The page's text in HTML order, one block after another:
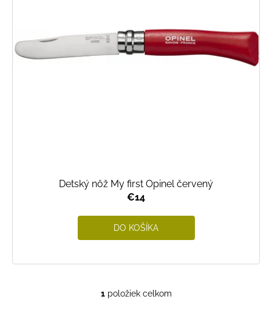
o
d
Detský nôž My first Opinel červený
€14
DO KOŠÍKA
O
1položiek celkom